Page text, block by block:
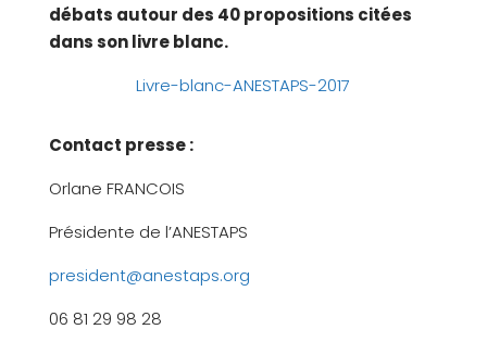
débats autour des 40 propositions citées
dans son livre blanc.
Livre-blanc-ANESTAPS-2017
Contact presse :
Orlane FRANCOIS
Présidente de l’ANESTAPS
president@anestaps.org
06 81 29 98 28